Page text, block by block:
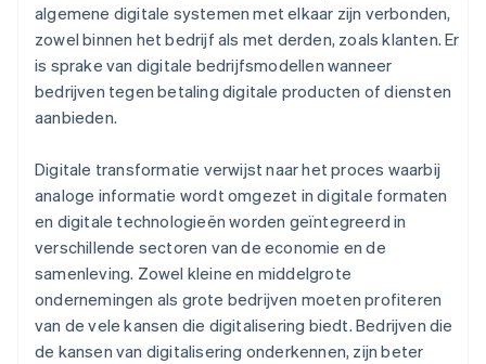
algemene digitale systemen met elkaar zijn verbonden,
zowel binnen het bedrijf als met derden, zoals klanten. Er
is sprake van digitale bedrijfsmodellen wanneer
bedrijven tegen betaling digitale producten of diensten
aanbieden.
Digitale transformatie verwijst naar het proces waarbij
analoge informatie wordt omgezet in digitale formaten
en digitale technologieën worden geïntegreerd in
verschillende sectoren van de economie en de
samenleving. Zowel kleine en middelgrote
ondernemingen als grote bedrijven moeten profiteren
van de vele kansen die digitalisering biedt. Bedrijven die
de kansen van digitalisering onderkennen, zijn beter